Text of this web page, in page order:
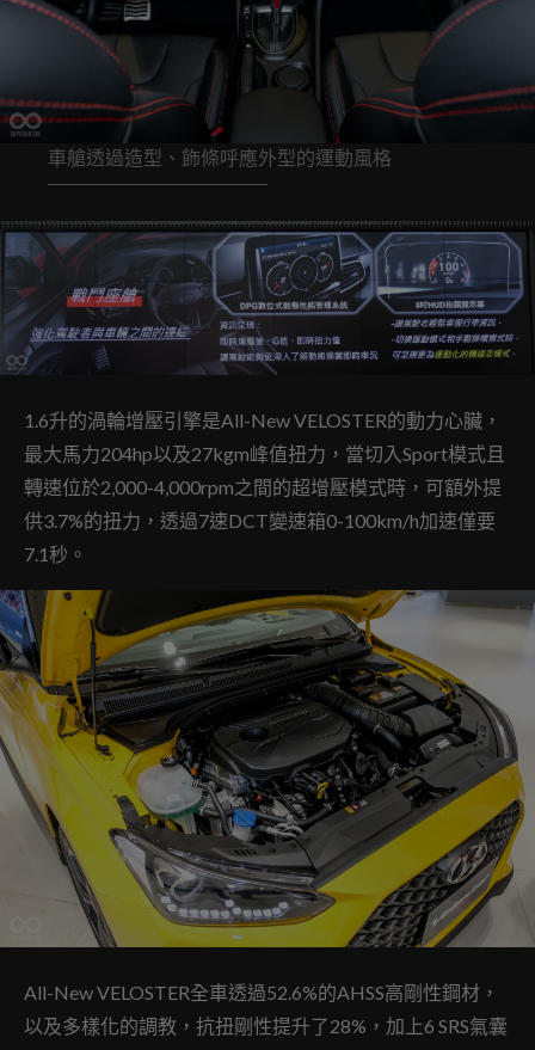
車艙透過造型、飾條呼應外型的運動風格
1.6升的渦輪增壓引擎是All-New VELOSTER的動力心臟，
最大馬力204hp以及27kgm峰值扭力，當切入Sport模式且
轉速位於2,000-4,000rpm之間的超增壓模式時，可額外提
供3.7%的扭力，透過7速DCT變速箱0-100km/h加速僅要
7.1秒。
All-New VELOSTER全車透過52.6%的AHSS高剛性鋼材，
以及多樣化的調教，抗扭剛性提升了28%，加上6 SRS氣囊